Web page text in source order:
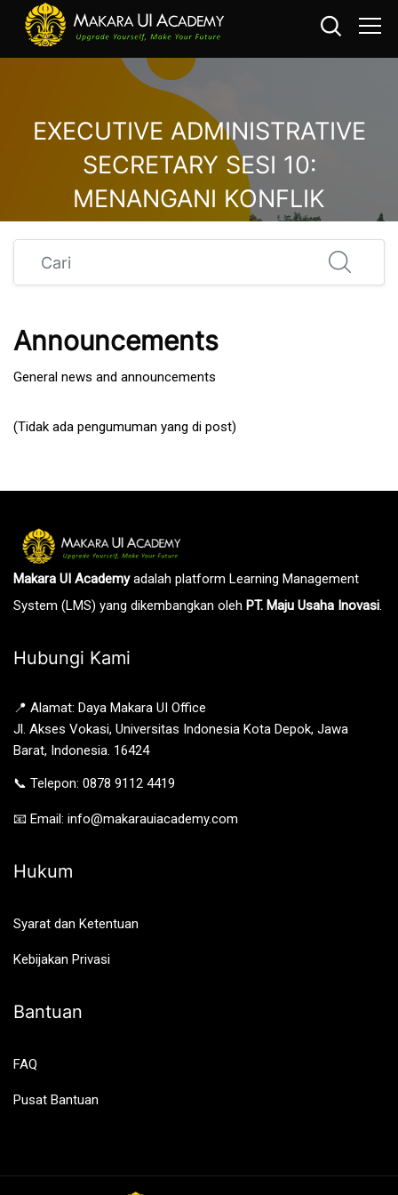
EXECUTIVE ADMINISTRATIVE
SECRETARY SESI 10:
MENANGANI KONFLIK
Announcements
General news and announcements
(Tidak ada pengumuman yang di post)
Makara UI Academyadalah platform Learning Management
System (LMS) yang dikembangkan oleh PT. Maju Usaha Inovasi.
Hubungi Kami
📍 Alamat: Daya Makara UI Office
Jl. Akses Vokasi, Universitas Indonesia Kota Depok, Jawa
Barat, Indonesia. 16424
📞 Telepon: 0878 9112 4419
📧 Email: info@makarauiacademy.com
Hukum
Syarat dan Ketentuan
Kebijakan Privasi
Bantuan
FAQ
Pusat Bantuan